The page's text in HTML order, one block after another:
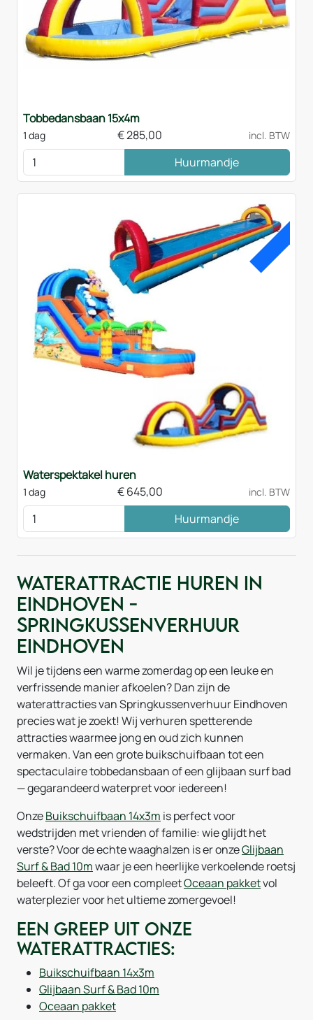
Tobbedansbaan 15x4m
1 dag €285,00 incl. BTW
Huurmandje
Waterspektakel huren
1 dag €645,00 incl. BTW
Huurmandje
Waterattractie huren in
Eindhoven -
Springkussenverhuur
Eindhoven
Wil je tijdens een warme zomerdag op een leuke en
verfrissende manier afkoelen? Dan zijn de
waterattracties van Springkussenverhuur Eindhoven
precies wat je zoekt! Wij verhuren spetterende
attracties waarmee jong en oud zich kunnen
vermaken. Van een grote buikschuifbaan tot een
spectaculaire tobbedansbaan of een glijbaan surf bad
— gegarandeerd waterpret voor iedereen!
OnzeBuikschuifbaan 14x3m is perfect voor
wedstrijden met vrienden of familie: wie glijdt het
verste? Voor de echte waaghalzen is er onzeGlijbaan
Surf & Bad 10mwaar je een heerlijke verkoelende roetsj
beleeft. Of ga voor een compleetOceaan pakketvol
waterplezier voor het ultieme zomergevoel!
Een greep uit onze
waterattracties:
Buikschuifbaan 14x3m
Glijbaan Surf & Bad 10m
Oceaan pakket